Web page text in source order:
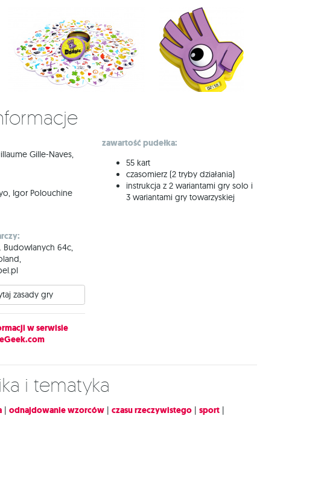
Gille-Naves,
Igor Polouchine
Budowlanych 64c,
zasady gry
w serwisie
zawartość pudełka:
55 kart
czasomierz (2 tryby działania)
instrukcja z 2 wariantami gry solo i
3 wariantami gry towarzyskiej
i tematyka
| odnajdowanie wzorców | czasu rzeczywistego | sport |